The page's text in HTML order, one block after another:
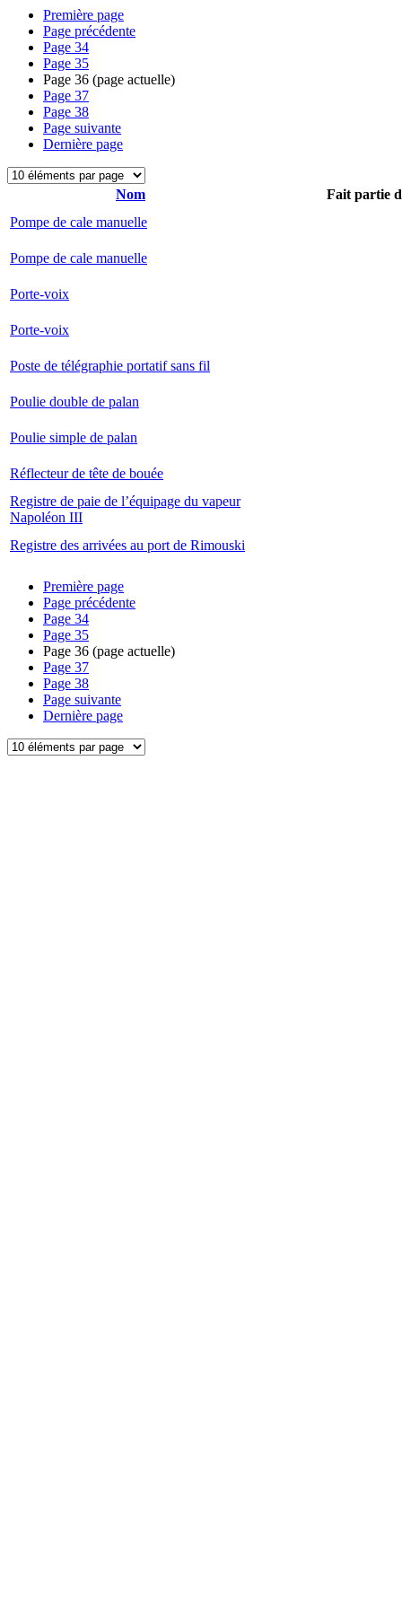
Première page
Page précédente
Page 34
Page 35
Page 36 (page actuelle)
Page 37
Page 38
Page suivante
Dernière page
Nom
Fait partie
Pompe de cale manuelle
Pompe de cale manuelle
Porte-voix
Porte-voix
Poste de télégraphie portatif sans fil
Poulie double de palan
Poulie simple de palan
Réflecteur de tête de bouée
Registre de paie de l’équipage du vapeur
Napoléon III
Registre des arrivées au port de Rimouski
Première page
Page précédente
Page 34
Page 35
Page 36 (page actuelle)
Page 37
Page 38
Page suivante
Dernière page